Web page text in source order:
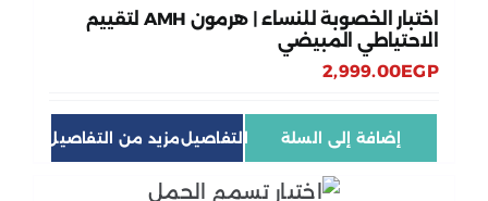
اختبار الخصوبة للنساء | هرمون AMH لتقييم
الاحتياطي المبيضي
2,999.00EGP
إضافة إلى السلة التفاصيل